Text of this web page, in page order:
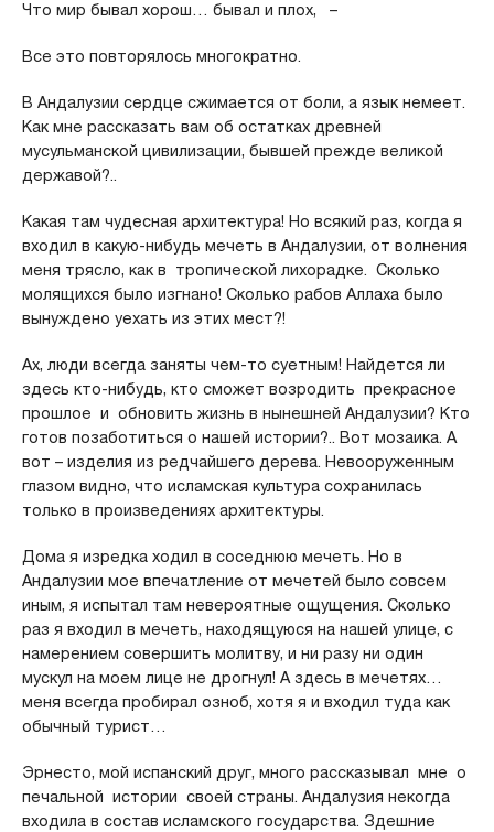
Что мир бывал хорош… бывал и плох, –
Все это повторялось многократно.
В Андалузии сердце сжимается от боли, а язык немеет.
Как мне рассказать вам об остатках древней
мусульманской цивилизации, бывшей прежде великой
державой?..
Какая там чудесная архитектура! Но всякий раз, когда я
входил в какую-нибудь мечеть в Андалузии, от волнения
меня трясло, как в тропической лихорадке. Сколько
молящихся было изгнано! Сколько рабов Аллаха было
вынуждено уехать из этих мест?!
Ах, люди всегда заняты чем-то суетным! Найдется ли
здесь кто-нибудь, кто сможет возродить прекрасное
прошлое и обновить жизнь в нынешней Андалузии? Кто
готов позаботиться о нашей истории?.. Вот мозаика. А
вот – изделия из редчайшего дерева. Невооруженным
глазом видно, что исламская культура сохранилась
только в произведениях архитектуры.
Дома я изредка ходил в соседнюю мечеть. Но в
Андалузии мое впечатление от мечетей было совсем
иным, я испытал там невероятные ощущения. Сколько
раз я входил в мечеть, находящуюся на нашей улице, с
намерением совершить молитву, и ни разу ни один
мускул на моем лице не дрогнул! А здесь в мечетях…
меня всегда пробирал озноб, хотя я и входил туда как
обычный турист…
Эрнесто, мой испанский друг, много рассказывал мне о
печальной истории своей страны. Андалузия некогда
входила в состав исламского государства. Здешние